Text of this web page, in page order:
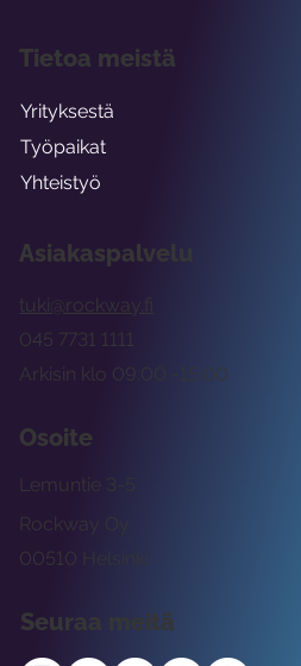
Asiakaspalvelu
tuki@rockway.fi
Arkisin klo 09:00 -15:00
045 7731 1111
Osoite
Rockway Oy
Lemuntie 3-5
00510 Helsinki
Seuraa meitä
Tietoa meistä
Yrityksestä
Työpaikat
Yhteistyö